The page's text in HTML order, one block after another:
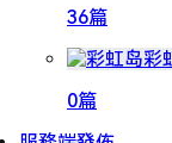
36篇
彩
0篇